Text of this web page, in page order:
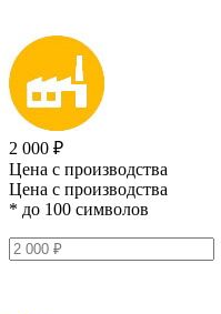
2 000 ₽
Цена с производства
Цена с производства
* до 100 символов